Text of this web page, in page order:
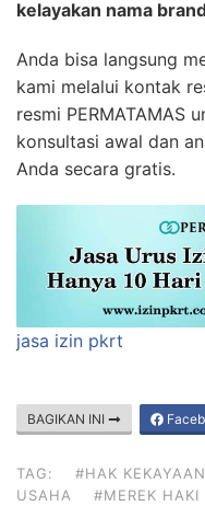
kelayakan nama
Anda bisa langsung
kami melalui kontak
resmi PERMATAMAS
konsultasi awal dan
Anda secara gratis.
jasa izin pkrt
BAGIKAN INI
TAG: #HAK
USAHA
#MEREK HAKI